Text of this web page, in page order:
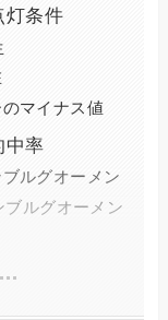
灯条件
マイナス値
中率
ルグオーメン
ブルグオーメン